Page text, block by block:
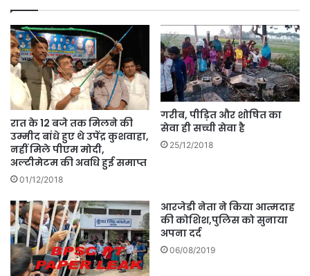
रात के 12 बजे तक मिलने की
उम्मीद बांधे हुए थे उपेंद्र कुशवाहा,
नहीं मिले पीएम मोदी,
अल्टीमेटम की अवधि हुई समाप्त
01/12/2018
गरीब, पीड़ित और शोषित का
सेवा ही सच्ची सेवा है
25/12/2018
आरजेडी नेता ने किया आत्मदाह
की कोशिश,पुलिस को सुनाया
अपना दर्द
06/08/2019